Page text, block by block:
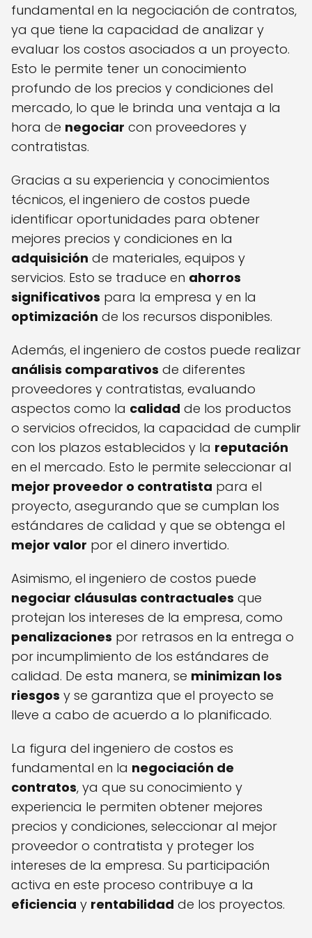
fundamental en la negociación de contratos,
ya que tiene la capacidad de analizar y
evaluar los costos asociados a un proyecto.
Esto le permite tener un conocimiento
profundo de los precios y condiciones del
mercado, lo que le brinda una ventaja a la
hora de negociar con proveedores y
contratistas.
Gracias a su experiencia y conocimientos
técnicos, el ingeniero de costos puede
identificar oportunidades para obtener
mejores precios y condiciones en la
adquisición de materiales, equipos y
servicios. Esto se traduce en ahorros
significativos para la empresa y en la
optimización de los recursos disponibles.
Además, el ingeniero de costos puede realizar
análisis comparativos de diferentes
proveedores y contratistas, evaluando
aspectos como la calidad de los productos
o servicios ofrecidos, la capacidad de cumplir
con los plazos establecidos y la reputación
en el mercado. Esto le permite seleccionar al
mejor proveedor o contratista para el
proyecto, asegurando que se cumplan los
estándares de calidad y que se obtenga el
mejor valor por el dinero invertido.
Asimismo, el ingeniero de costos puede
negociar cláusulas contractuales que
protejan los intereses de la empresa, como
penalizaciones por retrasos en la entrega o
por incumplimiento de los estándares de
calidad. De esta manera, se minimizan los
riesgos y se garantiza que el proyecto se
lleve a cabo de acuerdo a lo planificado.
La figura del ingeniero de costos es
fundamental en la negociación de
contratos, ya que su conocimiento y
experiencia le permiten obtener mejores
precios y condiciones, seleccionar al mejor
proveedor o contratista y proteger los
intereses de la empresa. Su participación
activa en este proceso contribuye a la
eficiencia y rentabilidad de los proyectos.